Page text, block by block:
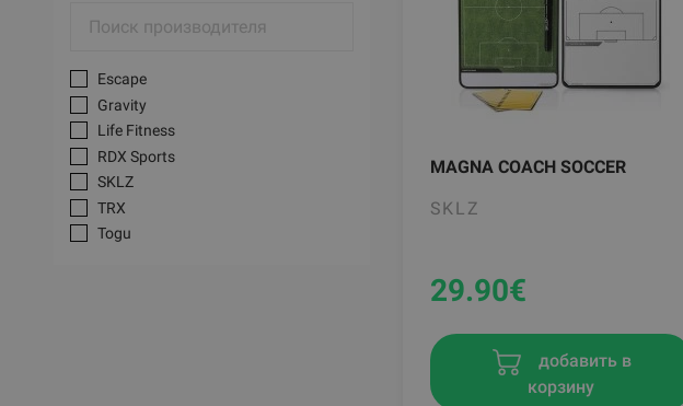
Escape
Gravity
Life Fitness
RDX Sports
SKLZ
TRX
Togu
MAGNA COACH SOCCER
SKLZ
29.90€
добавить в
корзину